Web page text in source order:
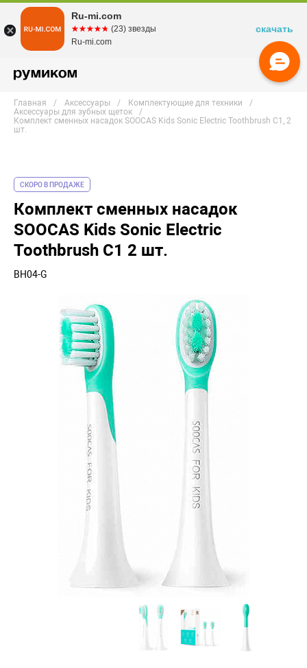
Главная Аксессуары
Комплектующие для техники
Аксессуары для зубных щеток
Комплект сменных насадок SOOCAS Kids Sonic Electric Toothbrush С1, 2
шт.
СКОРО В ПРОДАЖЕ
Комплект сменных насадок
SOOCAS Kids Sonic Electric
Toothbrush С1 2 шт.
BH04-G
Ru-mi.com
☆☆☆☆☆
★★★★★ (23) звезды
Ru-mi.com
скачать